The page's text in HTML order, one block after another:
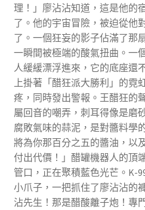
理！」廖沾沾知道，這是他的
了。他的宇宙冒險，被迫從他
了。一個狂妄的影子佔滿了那
一瞬間被極端的酸氣扭曲。一
人緩緩漂浮進來，它的底座還
上掛著「醋狂派大勝利」的霓
疼，同時發出警報。王醋狂的
屬回音的嘲弄，刺耳得像是磨
腐敗氣味的蒜泥，是對醬料學
將為你那百分之五的醬油，以
付出代價！」醋罐機器人的頂
管口，正在聚積藍色光芒。K-
小爪子，一把抓住了廖沾沾的
沾先生！那是醋酸離子炮！專